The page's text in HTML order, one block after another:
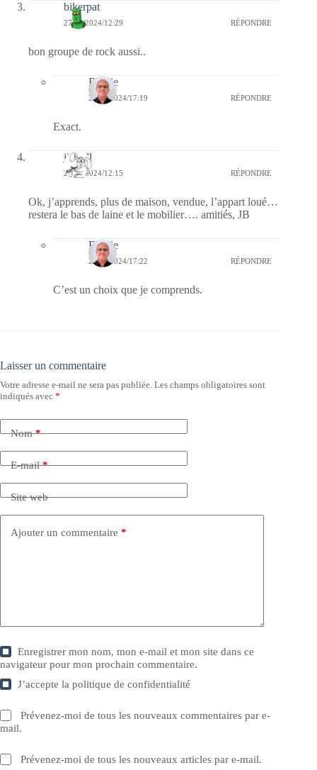
bikerpat
27/05/2024/12:29 RÉPONDRE
bon groupe de rock aussi..
Bernie
27/05/2024/17:19 RÉPONDRE
Exact.
jill bill
27/05/2024/12:15 RÉPONDRE
Ok, j’apprends, plus de maison, vendue, l’appart loué…
restera le bas de laine et le mobilier…. amitiés, JB
Bernie
27/05/2024/17:22 RÉPONDRE
C’est un choix que je comprends.
Laisser un commentaire
Votre adresse e-mail ne sera pas publiée. Les champs obligatoires sont
indiqués avec *
Nom*
E-mail*
Site web
Ajouter un commentaire *
Enregistrer mon nom, mon e-mail et mon site dans ce
navigateur pour mon prochain commentaire.
J’accepte lapolitique de confidentialité
Prévenez-moi de tous les nouveaux commentaires par e-
mail.
Prévenez-moi de tous les nouveaux articles par e-mail.